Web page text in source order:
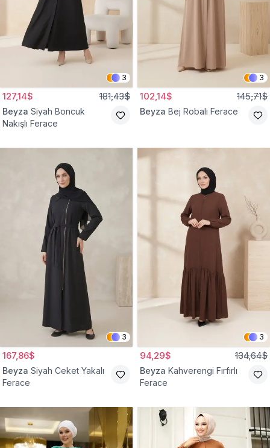
3
127,14$ 181,43$
Beyza Siyah Boncuk
Nakışlı Ferace
3
102,14$ 145,71$
Beyza Bej Robalı Ferace
3
167,86$
Beyza Siyah Ceket Yakalı
Ferace
3
94,29$ 134,64$
Beyza Kahverengi Fırfırlı
Ferace